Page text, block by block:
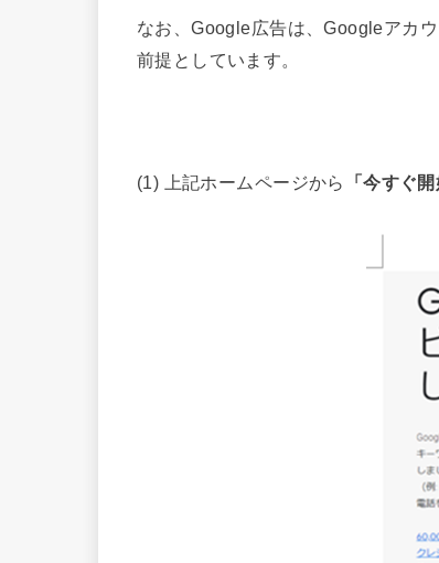
なお、Google広告は、Googleアカ
前提としています。
(1) 上記ホームページから 「今すぐ開